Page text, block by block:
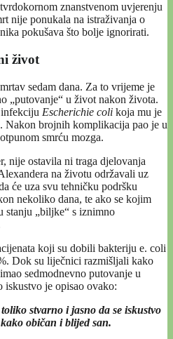
znanstvenom uvjerenju
nije ponukala na istraživanja o
pokušava što bolje ignorirati.
život
sedam dana. Za to vrijeme je
„putovanje“ u život nakon života.
Escherichie coli koja mu je
Nakon brojnih komplikacija pao je u
smrću mozga.
nije ostavila ni traga djelovanja
na životu održavali uz
će uza svu tehničku podršku
nekoliko dana, te ako se kojim
stanju „biljke“ s iznimno
koji su dobili bakteriju e. coli
Dok su liječnici razmišljali kako
sedmodnevno putovanje u
iskustvo je opisao ovako:
stvarno i jasno da se iskustvo
običan i blijed san.